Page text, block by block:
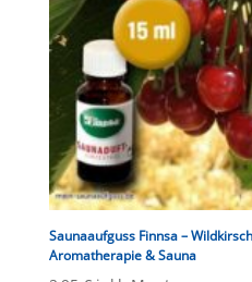
Saunaaufguss Finnsa –
Aromatherapie & Sauna